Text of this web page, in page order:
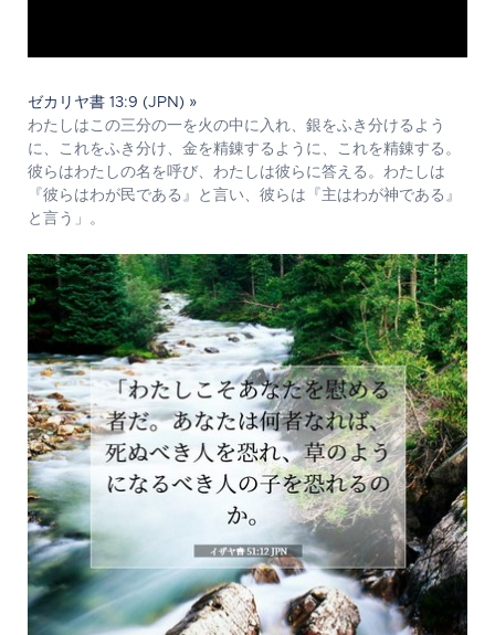
ゼカリヤ書 13:9 (JPN) »
わたしはこの三分の一を火の中に入れ、銀をふき分けるよう
に、これをふき分け、金を精錬するように、これを精錬する。
彼らはわたしの名を呼び、わたしは彼らに答える。わたしは
『彼らはわが民である』と言い、彼らは『主はわが神である』
と言う」。